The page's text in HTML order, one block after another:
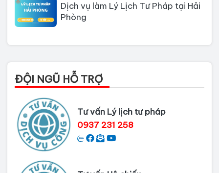
Phòng
Thủ tục làm Lý Lịch Tư Pháp tại Hồ
Chí Minh
Thủ tục làm lý lịch tư pháp tại Đồng
Nai
Dịch vụ làm phiếu lý lịch tư pháp
ĐỘI NGŨ HỖ TRỢ
Tư vấn Lý lịch tư pháp
0937 231 258